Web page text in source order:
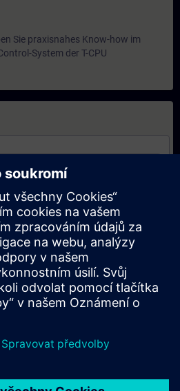
Sie praxisnahes Know-how im
System der T-CPU
TIA Portal (Online
TIA Portal (Präsenz-